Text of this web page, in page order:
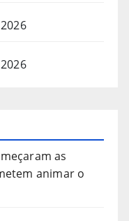
as
animar o